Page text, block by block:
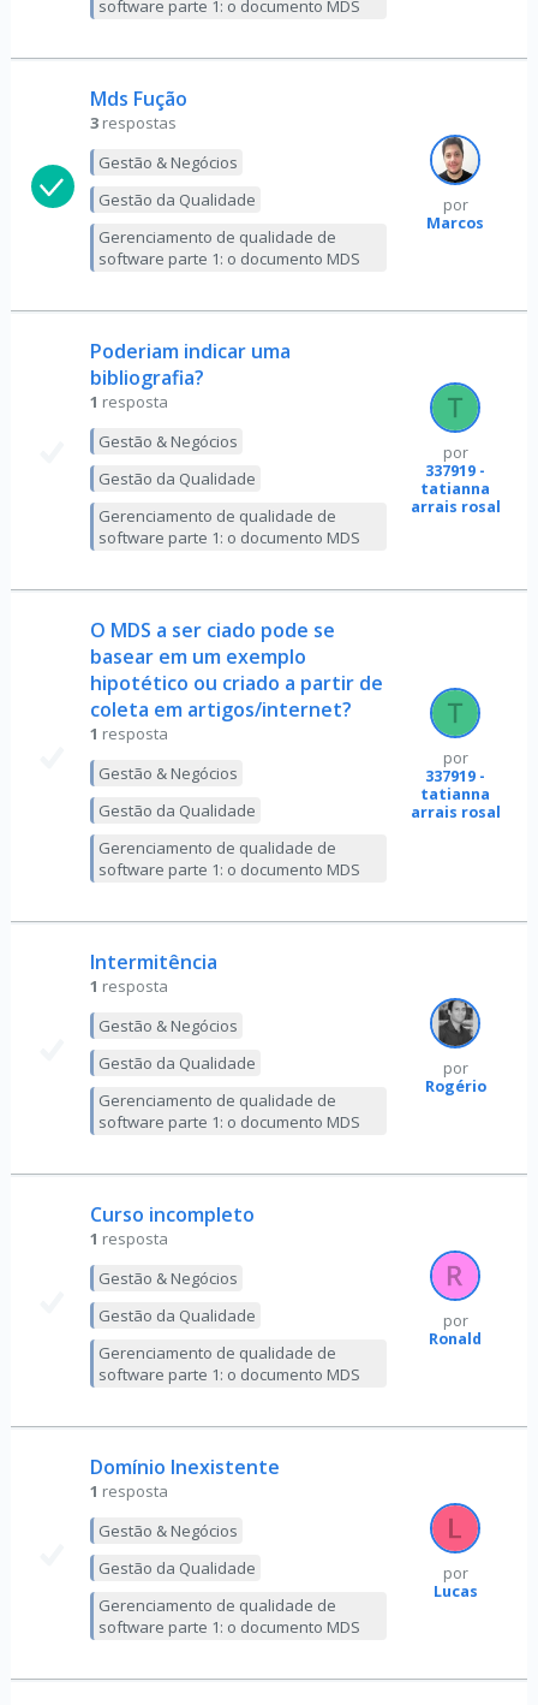
software parte 1: o documento MDS
Mds Fução
3 respostas
Gestão & Negócios
Gestão da Qualidade
Gerenciamento de qualidade de
software parte 1: o documento MDS
por
Marcos
Poderiam indicar uma
bibliografia?
1 resposta
Gestão & Negócios
Gestão da Qualidade
Gerenciamento de qualidade de
software parte 1: o documento MDS
por
337919 -
tatianna
arrais rosal
O MDS a ser ciado pode se
basear em um exemplo
hipotético ou criado a partir de
coleta em artigos/internet?
1 resposta
Gestão & Negócios
Gestão da Qualidade
Gerenciamento de qualidade de
software parte 1: o documento MDS
por
337919 -
tatianna
arrais rosal
Intermitência
1 resposta
Gestão & Negócios
Gestão da Qualidade
Gerenciamento de qualidade de
software parte 1: o documento MDS
por
Rogério
Curso incompleto
1 resposta
Gestão & Negócios
Gestão da Qualidade
Gerenciamento de qualidade de
software parte 1: o documento MDS
por
Ronald
Domínio Inexistente
1 resposta
Gestão & Negócios
Gestão da Qualidade
Gerenciamento de qualidade de
software parte 1: o documento MDS
por
Lucas